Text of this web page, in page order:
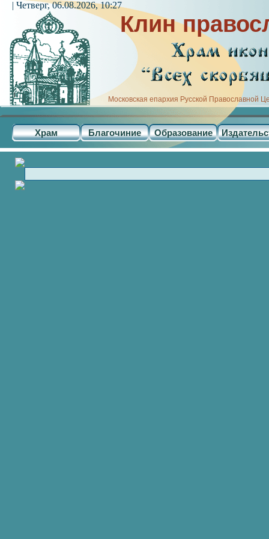
Клин
Московская епархия Русской Православной
Храм Благочиние Образование
| Четверг, 06.08.2026, 10:27